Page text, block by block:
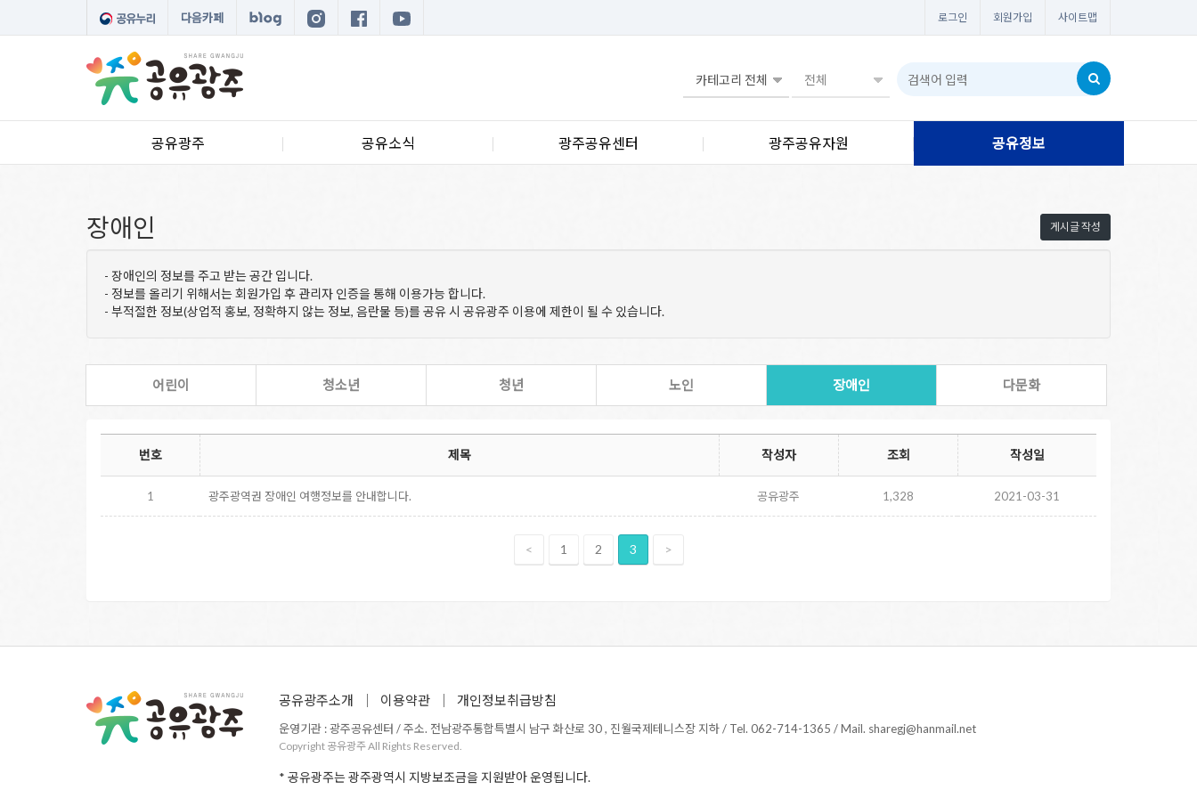
다음카페 로그인 회원가입 사이트맵
공유광주 공유소식 광주공유센터 광주공유자원 공유정보
게시글 작성
장애인
- 장애인의 정보를 주고 받는 공간 입니다.
- 정보를 올리기 위해서는 회원가입 후 관리자 인증을 통해 이용가능 합니다.
- 부적절한 정보(상업적 홍보, 정확하지 않는 정보, 음란물 등)를 공유 시 공유광주 이용에 제한이 될 수 있습니다.
어린이 청소년 청년 노인 장애인 다문화
번호 제목 작성자 조회 작성일
1 광주광역권 장애인 여행정보를 안내합니다. 공유광주 1,328 2021-03-31
< 1 2 3 >
공유광주소개 이용약관 개인정보취급방침
운영기관 : 광주공유센터 / 주소. 전남광주통합특별시 남구 화산로 30 , 진월국제테니스장 지하 / Tel. 062-714-1365 / Mail. sharegj@hanmail.net
Copyright 공유광주 All Rights Reserved.
* 공유광주는 광주광역시 지방보조금을 지원받아 운영됩니다.